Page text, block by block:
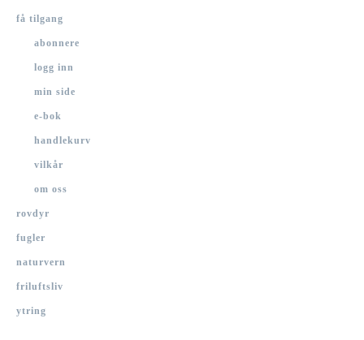
få tilgang
abonnere
logg inn
min side
e-bok
handlekurv
vilkår
om oss
rovdyr
fugler
naturvern
friluftsliv
ytring